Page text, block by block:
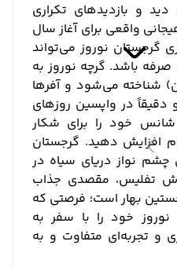
و بازدیدهای تکراری
واقعی برای آغاز سال
گرجستان نوروز می‌تواند
صرفه باشد. گرچه نوروز به
شناخته می‌شود و آفرها
دقیقاً در واپسین روزهای
شانس خود را برای شکار
افزایش دهید. گرجستان
چشم ‌نواز دریای سیاه در
‌اش تفلیس، مقصدی جذاب
بهار است؛ فرصتی که
خود را با سفر به
و تجربه‌ای متفاوت و به‌